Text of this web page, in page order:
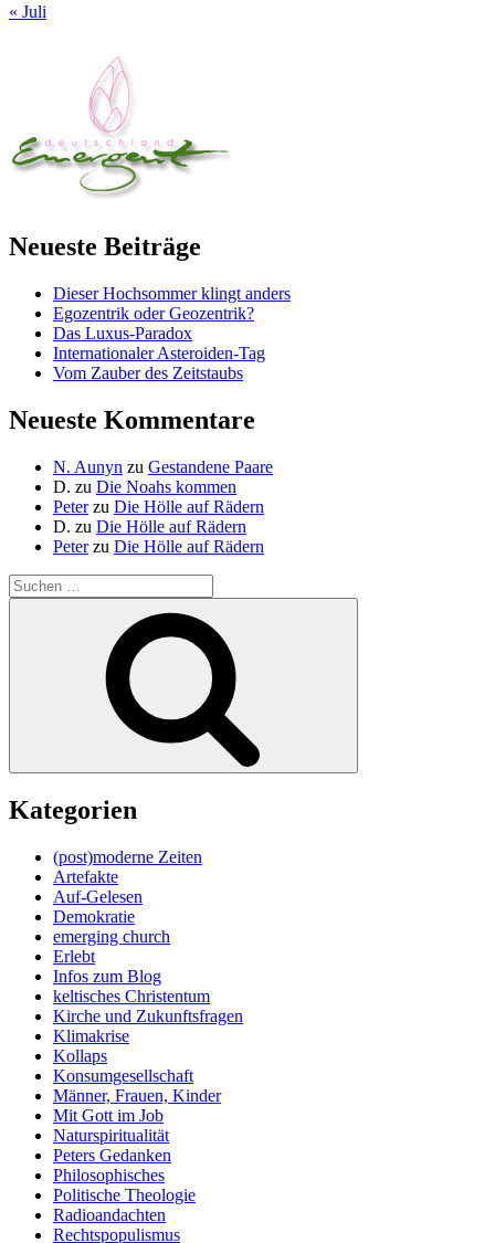
« Juli
Neueste Beiträge
Dieser Hochsommer klingt anders
Egozentrik oder Geozentrik?
Das Luxus-Paradox
Internationaler Asteroiden-Tag
Vom Zauber des Zeitstaubs
Neueste Kommentare
N. Aunyn zu Gestandene Paare
D. zu Die Noahs kommen
Peterzu Die Hölle auf Rädern
D. zu Die Hölle auf Rädern
Peterzu Die Hölle auf Rädern
Suche
nach:
Kategorien
(post)moderne Zeiten
Artefakte
Auf-Gelesen
Demokratie
emerging church
Erlebt
Infos zum Blog
keltisches Christentum
Kirche und Zukunftsfragen
Klimakrise
Kollaps
Konsumgesellschaft
Männer, Frauen, Kinder
Mit Gott im Job
Naturspiritualität
Peters Gedanken
Philosophisches
Politische Theologie
Radioandachten
Rechtspopulismus